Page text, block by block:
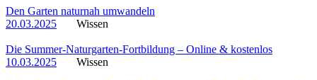
Den Garten naturnah umwandeln
20.03.2025
Wissen
Die Summer-Naturgarten-Fortbildung – Online & kostenlos
10.03.2025
Wissen